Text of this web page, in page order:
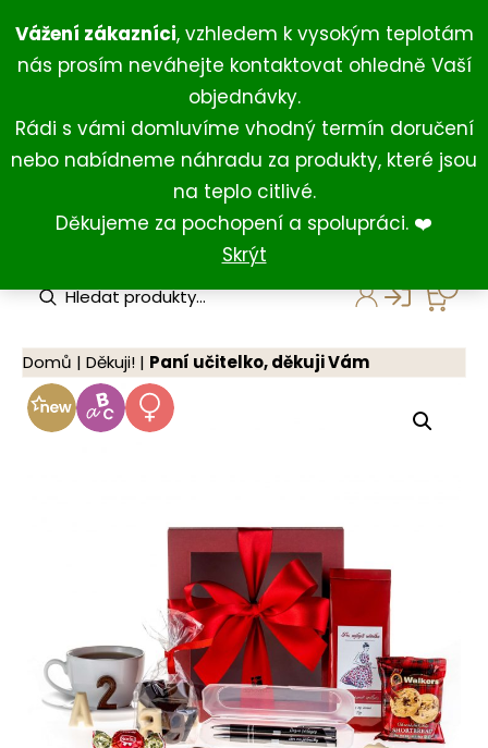
Vážení zákazníci, vzhledem k vysokým teplotám
nás prosím neváhejte kontaktovat ohledně Vaší
objednávky.
Rádi s vámi domluvíme vhodný termín doručení
nebo nabídneme náhradu za produkty, které jsou
na teplo citlivé.
Děkujeme za pochopení a spolupráci. ❤️
Skrýt
na
obsah
+420 734 429 111 (Po-Ne 8:00-18:00)
+420 731 127 211 (For English)
u
c
s
Domů | Děkuji! | Paní učitelko, děkuji Vám